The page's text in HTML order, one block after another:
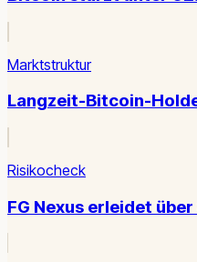
Marktstruktur
Langzeit-Bitcoin-
Risikocheck
FG Nexus erleidet